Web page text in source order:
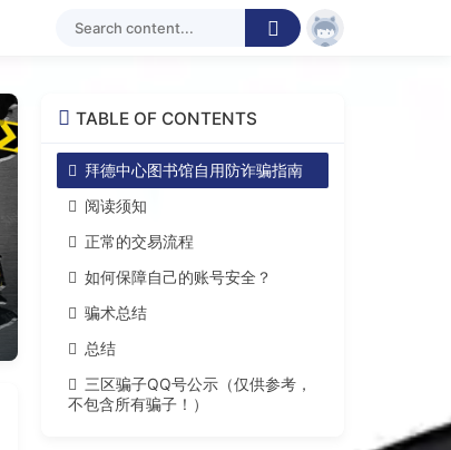
TABLE OF CONTENTS
拜德中心图书馆自用防诈骗指南
阅读须知
正常的交易流程
如何保障自己的账号安全？
骗术总结
总结
三区骗子QQ号公示（仅供参考，
不包含所有骗子！）